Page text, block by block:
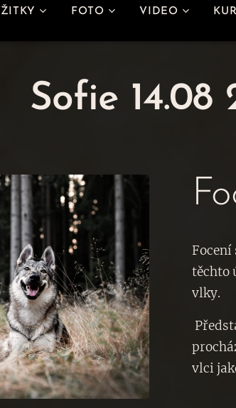
FOTO VIDEO
Sofie 14.08
těchto
vlky.
vlci